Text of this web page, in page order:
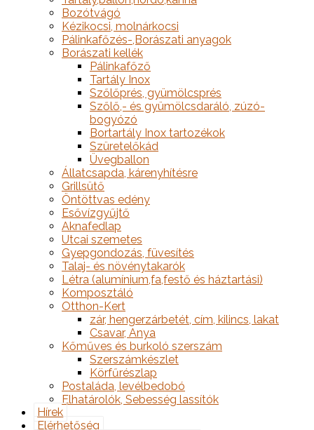
Bozótvágó
Kézikocsi, molnárkocsi
Pálinkafőzés-,Borászati anyagok
Borászati kellék
Pálinkafőző
Tartály Inox
Szőlőprés, gyümölcsprés
Szőlő,- és gyümölcsdaráló, zúzó-
bogyózó
Bortartály Inox tartozékok
Szüretelőkád
Üvegballon
Állatcsapda, kárenyhítésre
Grillsütő
Öntöttvas edény
Esővízgyűjtő
Aknafedlap
Utcai szemetes
Gyepgondozás, füvesítés
Talaj- és növénytakarók
Létra (alumínium,fa,festő és háztartási)
Komposztáló
Otthon-Kert
zár, hengerzárbetét, cím, kilincs, lakat
Csavar, Anya
Kőműves és burkoló szerszám
Szerszámkészlet
Körfűrészlap
Postaláda, levélbedobó
Elhatárolók, Sebesség lassítók
Hírek
Elérhetőség